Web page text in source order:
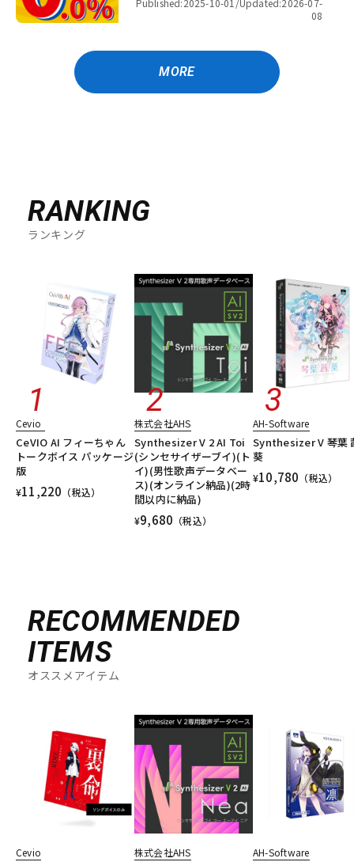
08
MORE
RANKING
ランキング
Cevio
CeVIO AI フィーちゃん
トークボイス パッケージ
版
¥11,220 （税込）
株式会社AHS
Synthesizer V 2 AI Toi
(シンセサイザーブイ)(ト
イ)(男性歌声データベー
ス)(オンライン納品)(2時
間以内に納品)
¥9,680 （税込）
AH-Software
Synthesizer V 琴葉
葵
¥10,780 （税込）
RECOMMENDED
ITEMS
オススメアイテム
Cevio 株式会社AHS AH-Software